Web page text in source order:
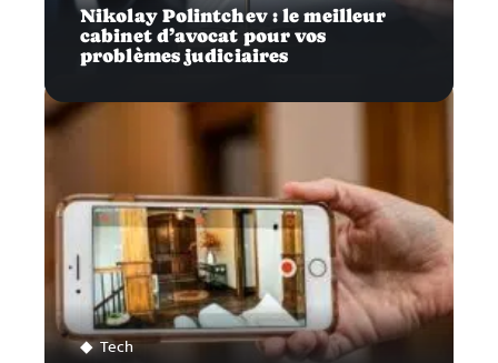
Nikolay Polintchev : le meilleur
cabinet d’avocat pour vos
problèmes judiciaires
Tech